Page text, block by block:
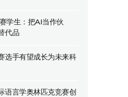
学生：把AI当作伙
代品
选手有望成长为未来科
语言学奥林匹克竞赛创